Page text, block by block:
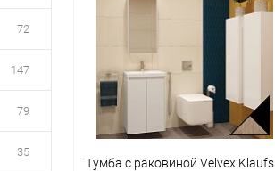
72
147
79
35
В избранное
Тумба с раковиной Velvex Klaufs